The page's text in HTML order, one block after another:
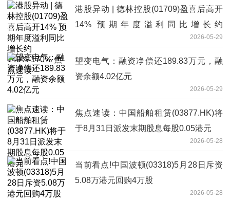
港股异动 | 德林控股(01709)盈喜后高开
14% 预期年度溢利同比增长约
2026-05-29
望变电气：融资净偿还189.83万元，融
资余额4.02亿元
2026-05-29
焦点速读：中国船舶租赁(03877.HK)将
于8月31日派发末期股息每股0.05港元
2026-05-28
当前看点!中国波顿(03318)5月28日斥资
5.08万港元回购4万股
2026-05-28